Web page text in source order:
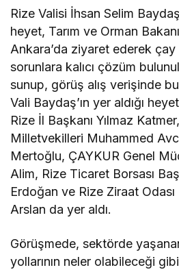
Rize Valisi İhsan Selim
heyet, Tarım ve Orman
Ankara’da ziyaret ederek
sorunlara kalıcı çözüm
sunup, görüş alış verişinde
Vali Baydaş’ın yer aldığı
Rize İl Başkanı Yılmaz
Milletvekilleri Muhammed
Mertoğlu, ÇAYKUR Genel
Alim, Rize Ticaret Borsası
Erdoğan ve Rize Ziraat Odası
Arslan da yer aldı.
Görüşmede, sektörde
yollarının neler olabileceği gibi